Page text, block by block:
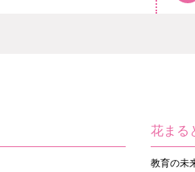
花まる
教育の未